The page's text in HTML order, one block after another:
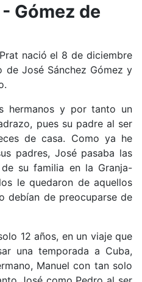
Gómez de
nació el 8 de diciembre
de José Sánchez Gómez y
hermanos y por tanto un
pues su padre al ser
de casa. Como ya he
padres, José pasaba las
su familia en la Granja-
le quedaron de aquellos
debían de preocuparse de
12 años, en un viaje que
una temporada a Cuba,
Manuel con tan solo